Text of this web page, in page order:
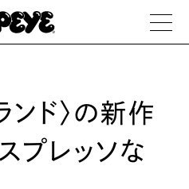
ンド〉の新作
プレッソな